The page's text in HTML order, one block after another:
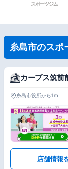
スポーツジム
糸島市のスポ
カーブス筑前
糸島市役所から1m
店舗情報